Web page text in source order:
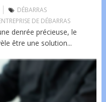
DÉBARRAS
DE DÉBARRAS
denrée précieuse, le
être une solution...